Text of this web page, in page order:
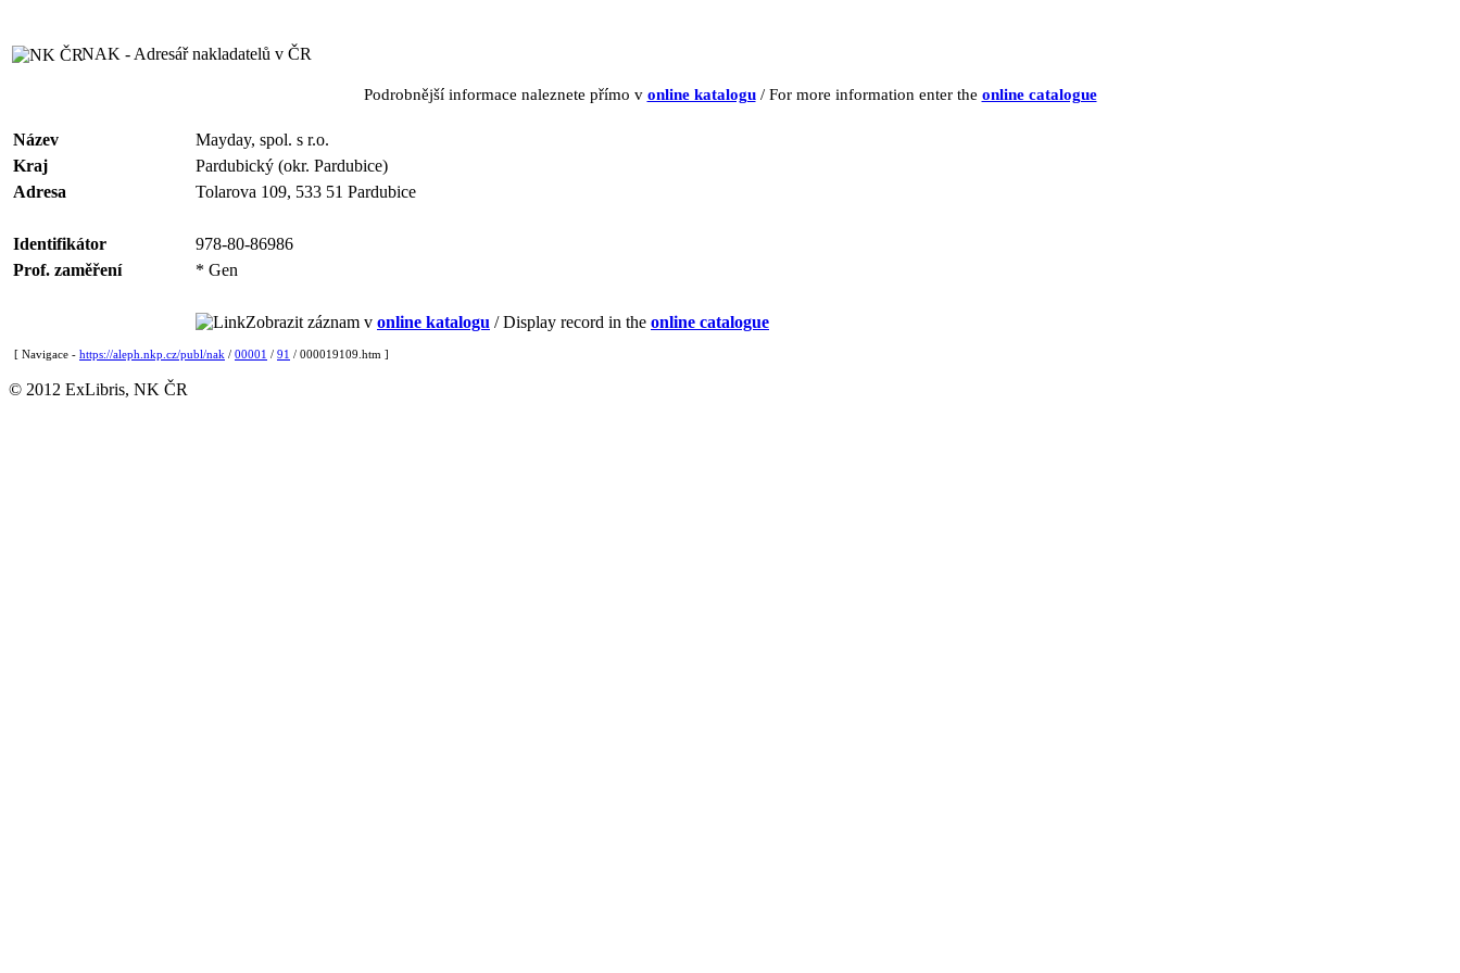
NAK - Adresář nakladatelů v ČR
Podrobnější informace naleznete přímo v online katalogu/ For more information enter the online catalogue
Název
Mayday, spol. s r.o.
Kraj
Pardubický (okr. Pardubice)
Adresa
Tolarova 109, 533 51 Pardubice
Identifikátor
978-80-86986
Prof. zaměření
* Gen
Zobrazit záznam v online katalogu / Display record in the online catalogue
[ Navigace - https://aleph.nkp.cz/publ/nak / 00001 / 91 / 000019109.htm ]
© 2012 ExLibris, NK ČR